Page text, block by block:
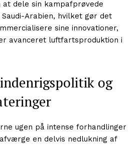
dele sin kampafprøvede
Arabien, hvilket gør det
sine innovationer,
avanceret luftfartsproduktion i
og
ugen på intense forhandlinger
en delvis nedlukning af